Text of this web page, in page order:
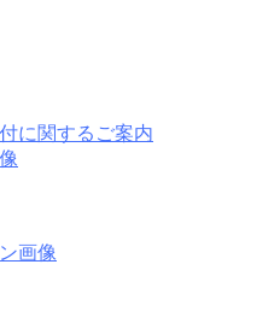
に関するご案内